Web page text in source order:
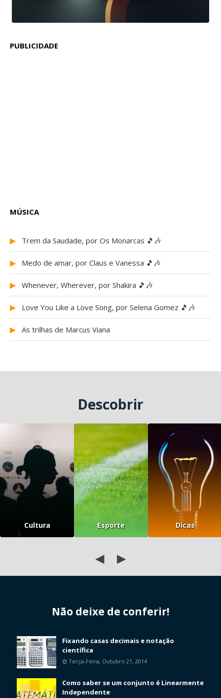
PUBLICIDADE
MÚSICA
▶ Trem da Saudade, por Os Monarcas 🎵🎶
▶ Medo de amar, por Claus e Vanessa 🎵🎶
▶ Whenever, Wherever, por Shakira 🎵🎶
▶ Love You Like a Love Song, por Selena Gomez 🎵🎶
▶ As trilhas de Marcus Viana
Descobrir
Cultura Esporte Dicas
◀ ▶
Não deixe de conferir!
Fixando casas decimais e notação
científica
Terça-Feira, Outubro 21, 2014
Como saber se um conjunto é Linearmente
Independente